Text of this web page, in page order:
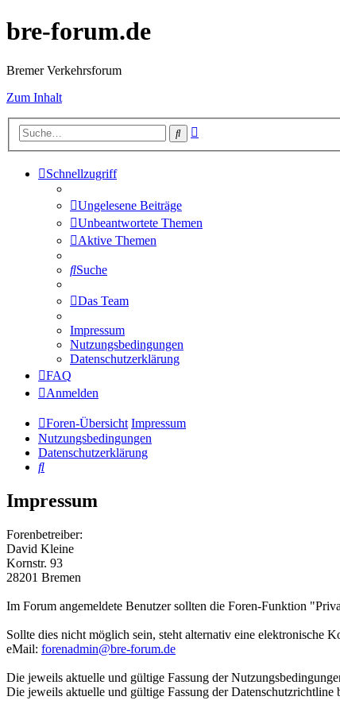
bre-forum.de
Bremer Verkehrsforum
Zum Inhalt
Suche
Schnellzugriff
Ungelesene Beiträge
Unbeantwortete Themen
Aktive Themen
Suche
Das Team
Impressum
Nutzungsbedingungen
Datenschutzerklärung
FAQ
Anmelden
Foren-Übersicht Impressum
Nutzungsbedingungen
Datenschutzerklärung
Suche
Impressum
Forenbetreiber:
David Kleine
Kornstr. 93
28201 Bremen
Im Forum angemeldete Benutzer sollten die Foren-Funktion
Sollte dies nicht möglich sein, steht alternativ eine elektronische
eMail: forenadmin@bre-forum.de
Die jeweils aktuelle und gültige Fassung der
Die jeweils aktuelle und gültige Fassung der Datenschutzrichtline